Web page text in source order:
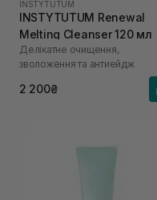
INSTYTUTUM
INSTYTUTUM Renewal
Melting Cleanser 120 мл
Делікатне очищення,
зволоження та антиейдж
2 200₴